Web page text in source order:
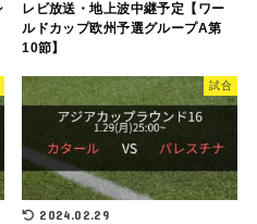
レビ放送・地上波中継予定【ワー
ルドカップ欧州予選グループA第
10節】
試合
2024.02.29